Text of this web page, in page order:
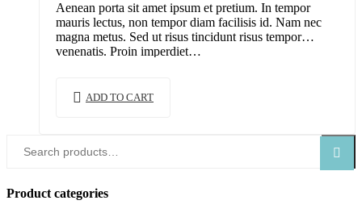
Aenean porta sit amet ipsum et pretium. In tempor
mauris lectus, non tempor diam facilisis id. Nam nec
magna metus. Sed ut risus tincidunt risus tempor
venenatis. Proin imperdiet…
ADD TO CART
Search
Product categories